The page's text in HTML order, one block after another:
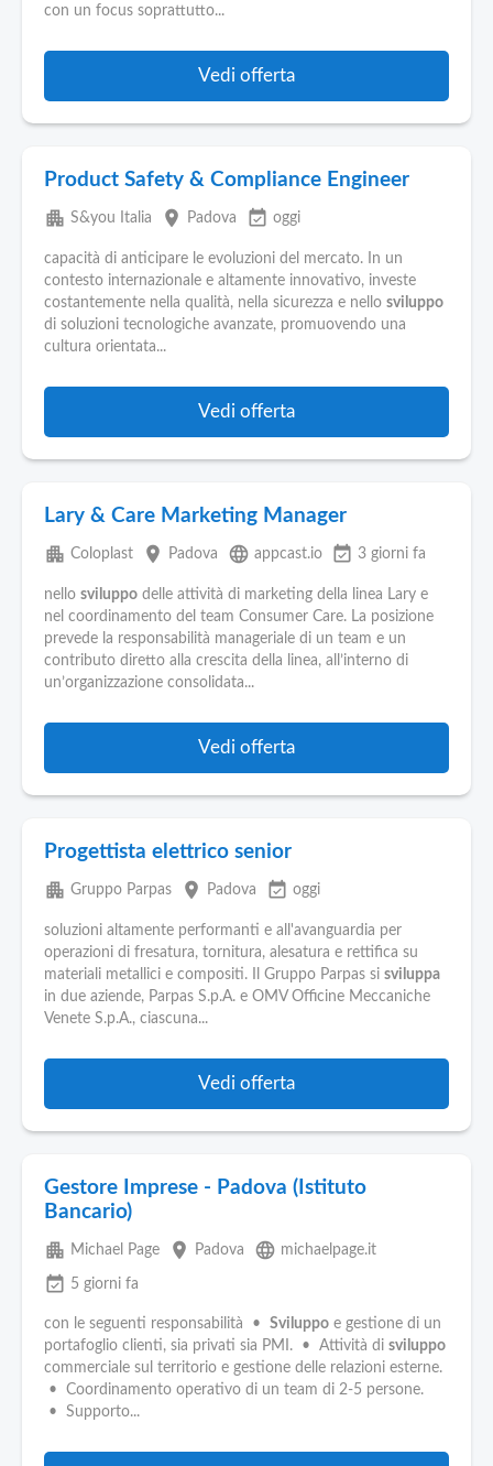
con un focus soprattutto...
Vedi offerta
Product Safety & Compliance Engineer
apartment S&you Italia place Padova event_available oggi
capacità di anticipare le evoluzioni del mercato. In un
contesto internazionale e altamente innovativo, investe
costantemente nella qualità, nella sicurezza e nello sviluppo
di soluzioni tecnologiche avanzate, promuovendo una
cultura orientata...
Vedi offerta
Lary & Care Marketing Manager
apartment Coloplast place Padova language appcast.io event_available 3 giorni fa
nello sviluppo delle attività di marketing della linea Lary e
nel coordinamento del team Consumer Care. La posizione
prevede la responsabilità manageriale di un team e un
contributo diretto alla crescita della linea, all’interno di
un’organizzazione consolidata...
Vedi offerta
Progettista elettrico senior
apartment Gruppo Parpas place Padova event_available oggi
soluzioni altamente performanti e all'avanguardia per
operazioni di fresatura, tornitura, alesatura e rettifica su
materiali metallici e compositi. Il Gruppo Parpas si sviluppa
in due aziende, Parpas S.p.A. e OMV Officine Meccaniche
Venete S.p.A., ciascuna...
Vedi offerta
Gestore Imprese - Padova (Istituto
Bancario)
apartment Michael Page place Padova language michaelpage.it
event_available 5 giorni fa
con le seguenti responsabilità • Sviluppo e gestione di un
portafoglio clienti, sia privati sia PMI. • Attività di sviluppo
commerciale sul territorio e gestione delle relazioni esterne.
• Coordinamento operativo di un team di 2-5 persone.
• Supporto...